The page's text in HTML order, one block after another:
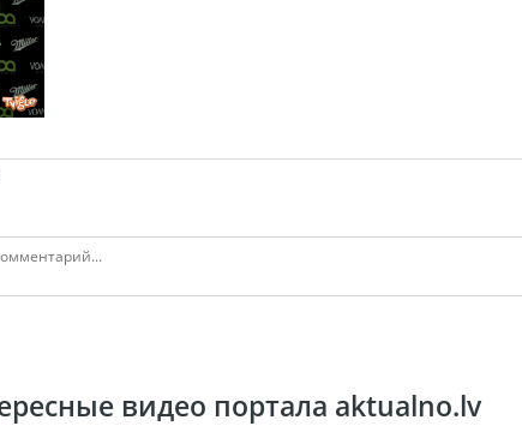
видео портала aktualno.lv